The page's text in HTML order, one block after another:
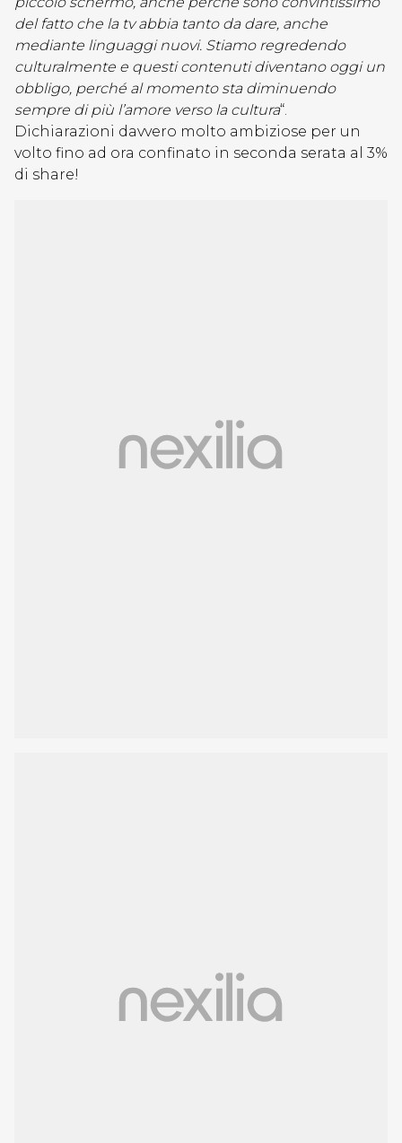
del fatto che la tv abbia tanto da dare, anche
mediante linguaggi nuovi. Stiamo regredendo
culturalmente e questi contenuti diventano oggi un
obbligo, perché al momento sta diminuendo
sempre di più l’amore verso la cultura“.
Dichiarazioni davvero molto ambiziose per un
volto fino ad ora confinato in seconda serata al 3%
di share!